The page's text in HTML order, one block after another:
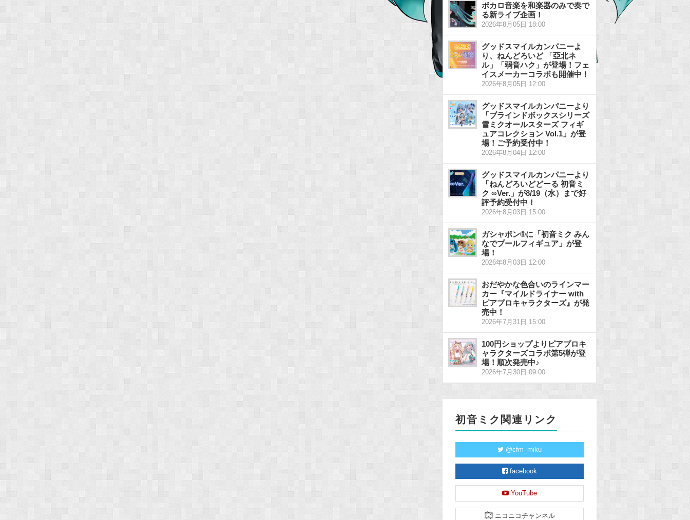
ボカロ音楽を和楽器のみで奏で
る新ライブ企画！
2026年8月05日 18:00
グッドスマイルカンパニーよ
り、ねんどろいど 「亞北ネ
ル」「弱音ハク」が登場！フェ
イスメーカーコラボも開催中！
2026年8月05日 12:00
グッドスマイルカンパニーより
「ブラインドボックスシリーズ
雪ミクオールスターズ フィギ
ュアコレクション Vol.1」が登
場！ご予約受付中！
2026年8月04日 12:00
グッドスマイルカンパニーより
「ねんどろいどどーる 初音ミ
ク ∞Ver.」が8/19（水）まで好
評予約受付中！
2026年8月03日 15:00
ガシャポン®に「初音ミク みん
なでプールフィギュア」が登
場！
2026年8月03日 12:00
おだやかな色合いのラインマー
カー『マイルドライナー with
ピアプロキャラクターズ』が発
売中！
2026年7月31日 15:00
100円ショップよりピアプロキ
ャラクターズコラボ第5弾が登
場！順次発売中♪
2026年7月30日 09:00
初音ミク関連リンク
@cfm_miku
facebook
YouTube
ニコニコチャンネル